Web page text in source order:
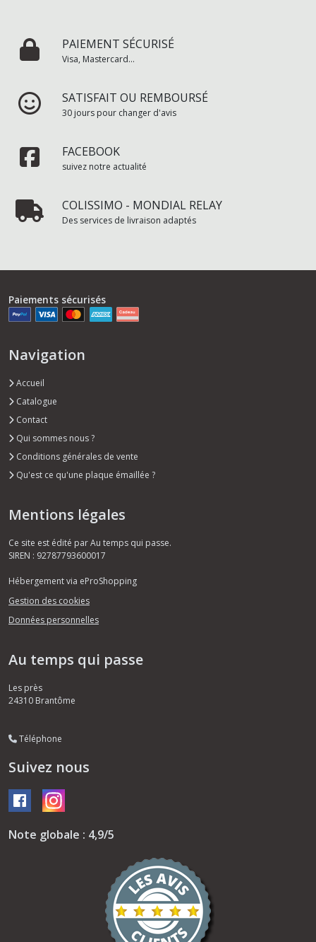
PAIEMENT SÉCURISÉ
Visa, Mastercard...
SATISFAIT OU REMBOURSÉ
30 jours pour changer d'avis
FACEBOOK
suivez notre actualité
COLISSIMO - MONDIAL RELAY
Des services de livraison adaptés
Paiements sécurisés
Navigation
Accueil
Catalogue
Contact
Qui sommes nous ?
Conditions générales de vente
Qu'est ce qu'une plaque émaillée ?
Mentions légales
Ce site est édité par Au temps qui passe.
SIREN : 92787793600017
Hébergement via eProShopping
Gestion des cookies
Données personnelles
Au temps qui passe
Les près
24310 Brantôme
Téléphone
Suivez nous
Note globale : 4,9/5